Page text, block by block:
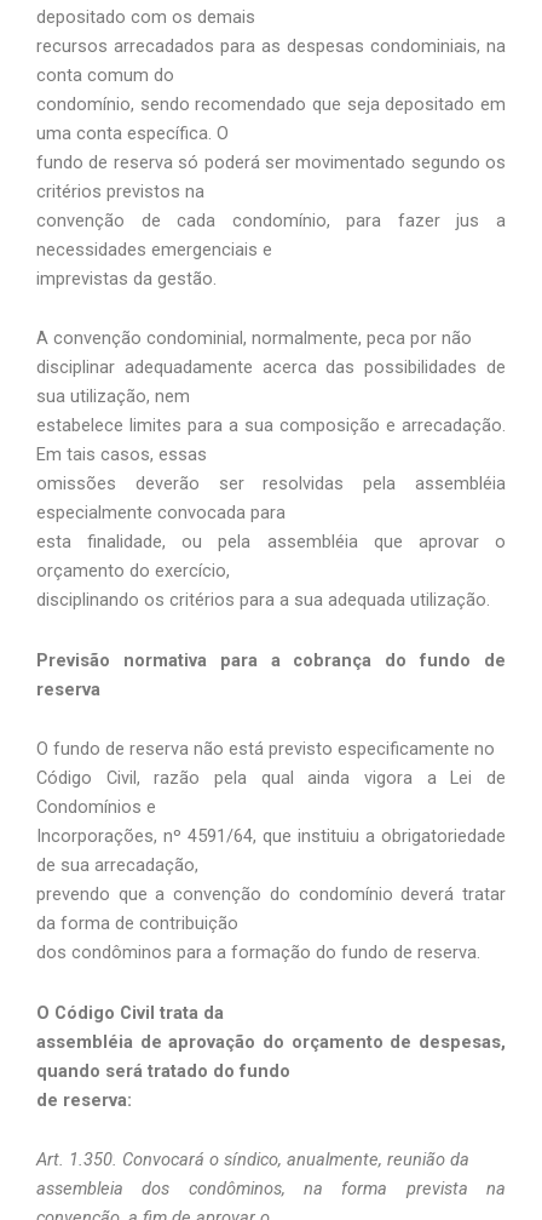
depositado com os demais
recursos arrecadados para as despesas condominiais, na
conta comum do
condomínio, sendo recomendado que seja depositado em
uma conta específica. O
fundo de reserva só poderá ser movimentado segundo os
critérios previstos na
convenção de cada condomínio, para fazer jus a
necessidades emergenciais e
imprevistas da gestão.
A convenção condominial, normalmente, peca por não
disciplinar adequadamente acerca das possibilidades de
sua utilização, nem
estabelece limites para a sua composição e arrecadação.
Em tais casos, essas
omissões deverão ser resolvidas pela assembléia
especialmente convocada para
esta finalidade, ou pela assembléia que aprovar o
orçamento do exercício,
disciplinando os critérios para a sua adequada utilização.
Previsão normativa para a cobrança do fundo de
reserva
O fundo de reserva não está previsto especificamente no
Código Civil, razão pela qual ainda vigora a Lei de
Condomínios e
Incorporações, nº 4591/64, que instituiu a obrigatoriedade
de sua arrecadação,
prevendo que a convenção do condomínio deverá tratar
da forma de contribuição
dos condôminos para a formação do fundo de reserva.
O Código Civil trata da
assembléia de aprovação do orçamento de despesas,
quando será tratado do fundo
de reserva:
Art. 1.350. Convocará o síndico, anualmente, reunião da
assembleia dos condôminos, na forma prevista na